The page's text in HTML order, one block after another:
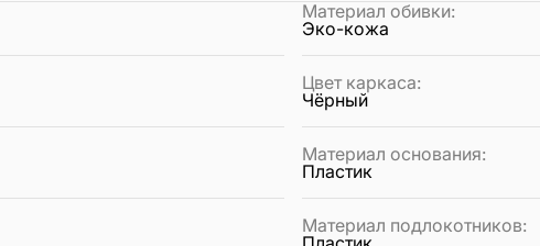
Материал обивки:
Эко-кожа
Цвет каркаса:
Чёрный
Материал основания:
Пластик
Материал подлокотников: